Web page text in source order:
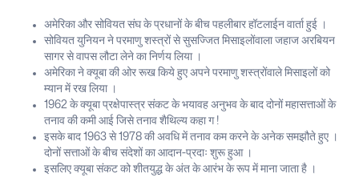
अमेरिका और सोवियत संघ के प्रधानों के बीच पहलीबार हॉटलाईन वार्ता हुई ।
सोवियत युनियन ने परमाणु शस्त्रों से सुसज्जित मिसाइलोंवाला जहाज अरबियन
सागर से वापस लौटा लेने का निर्णय लिया ।
अमेरिका ने क्यूबा की ओर रूख किये हुए अपने परमाणु शस्त्रोंवाले मिसाइलों को
म्यान में रख लिया ।
1962 के क्यूबा प्रक्षेपास्त्र संकट के भयावह अनुभव के बाद दोनों महासत्ताओं के
तनाव की कमी आई जिसे तनाव शैथिल्य कहा ग !
इसके बाद 1963 से 1978 की अवधि में तनाव कम करने के अनेक समझौते हुए ।
दोनों सत्ताओं के बीच संदेशों का आदान-प्रदाः शुरू हुआ ।
इसलिए क्यूबा संकट को शीतयुद्ध के अंत के आरंभ के रूप में माना जाता है ।